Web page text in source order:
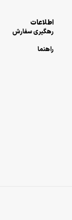
اطلاعات
رهگیری سفارش
راهنما